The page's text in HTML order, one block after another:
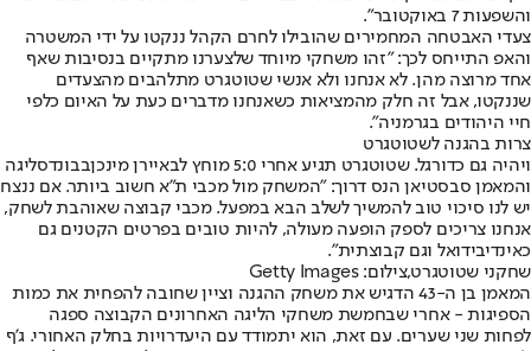
והשפעות 7 באוקטובר".
צעדי האבטחה המחמירים שהובילו לחרם הקהל ננקטו על ידי המשטרה
והאפ התייחס לכך: "זהו משחקי מיוחד שלצערנו מתקיים בנסיבות שאף
אחד מרוצה מהן. לא אנחנו ולא אנשי שטוטגרט מתלהבים מהצעדים
שננקטו, אבל זה חלק מהמציאות כשאנחנו מדברים כעת על האיום כלפי
חיי היהודים בגרמניה".
צרות בהגנה לשטוטגרט
ויהיה גם כדורגל. שטוטגרט תגיע אחרי 5:0 מוחץ ל
באיירן מינכןבבונדסליגה
והמאמן סבסטיאן הנס דרוך: "המשחק מול מכבי ת"א חשוב ביותר. אם ננצח
יש לנו סיכוי טוב להמשיך לשלב הבא במפעל. מכבי קבוצה שאוהבת לשחק,
אנחנו צריכים לספק הופעה מעולה, להיות טובים בפרטים הקטנים גם
כאינדיבידואל וגם קבוצתית".
שחקני שטוטגרט,צילום: Getty Images
המאמן בן ה-43 הדגיש את משחק ההגנה וציין שחובה להפחית את כמות
הספיגות - אחרי שבחמשת משחקי הליגה האחרונים הקבוצה ספגה
לפחות שני שערים. עם זאת, הוא יתמודד עם היעדרויות בחלק האחורי. ג'ף